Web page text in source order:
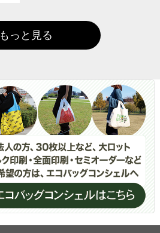
もっと見る